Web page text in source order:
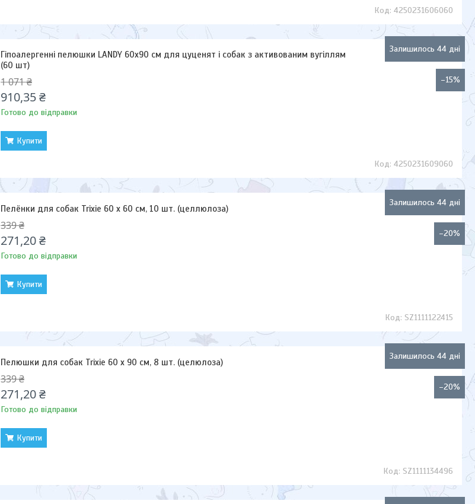
4250231606060
–15%
Залишилось 44 дні
Гіпоалергенні пелюшки LANDY 60х90 см для цуценят і собак з активованим вугіллям
(60 шт)
1 071 ₴
910,35 ₴
Готово до відправки
Купити
4250231609060
–20%
Залишилось 44 дні
Пелёнки для собак Trixie 60 x 60 см, 10 шт. (целлюлоза)
339 ₴
271,20 ₴
Готово до відправки
Купити
SZ1111122415
–20%
Залишилось 44 дні
Пелюшки для собак Trixie 60 x 90 см, 8 шт. (целюлоза)
339 ₴
271,20 ₴
Готово до відправки
Купити
SZ1111134496